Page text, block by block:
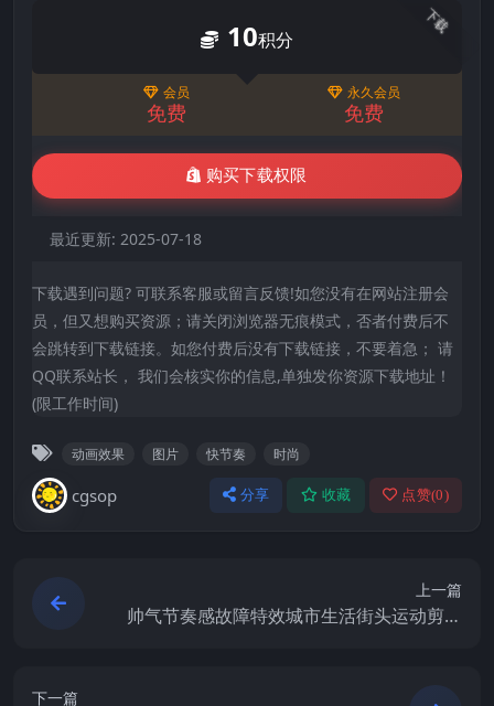
下载
10积分
会员
免费
永久会员
免费
购买下载权限
最近更新: 2025-07-18
下载遇到问题? 可联系客服或留言反馈!如您没有在网站注册会
员，但又想购买资源；请关闭浏览器无痕模式，否者付费后不
会跳转到下载链接。如您付费后没有下载链接，不要着急； 请
QQ联系站长， 我们会核实你的信息,单独发你资源下载地址！
(限工作时间)
动画效果 图片 快节奏 时尚
cgsop 分享 收藏 点赞(0)
上一篇
帅气节奏感故障特效城市生活街头运动剪辑
下一篇